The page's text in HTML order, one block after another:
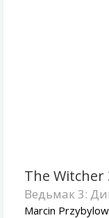
The Witcher
Ведьмак 3:
Marcin